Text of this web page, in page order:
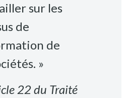
sur les
de
de
»
22 du Traité